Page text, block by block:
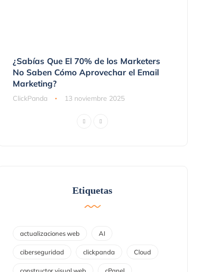
¿Sabías Que El 70% de los Marketers
No Saben Cómo Aprovechar el Email
Marketing?
ClickPanda 13 noviembre 2025
Etiquetas
actualizaciones web AI
ciberseguridad clickpanda Cloud